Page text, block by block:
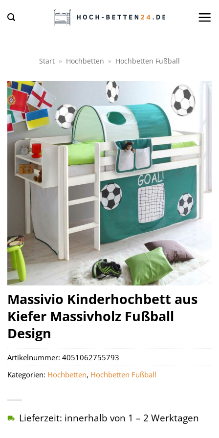
Inhalt
Start » Hochbetten » Hochbetten Fußball
Massivio Kinderhochbett aus
Kiefer Massivholz Fußball
Design
Lieferzeit: innerhalb von 1 – 2 Werktagen
Artikelnummer: 4051062755793
Kategorien: Hochbetten, Hochbetten Fußball